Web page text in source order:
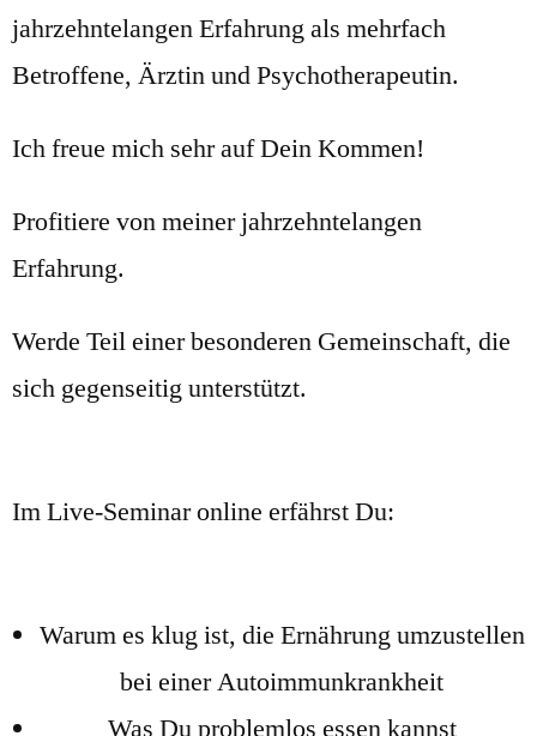
jahrzehntelangen Erfahrung als mehrfach
Betroffene, Ärztin und Psychotherapeutin.
Ich freue mich sehr auf Dein Kommen!
Profitiere von meiner jahrzehntelangen
Erfahrung.
Werde Teil einer besonderen Gemeinschaft, die
sich gegenseitig unterstützt.
Im Live-Seminar online erfährst Du:
Warum es klug ist, die Ernährung umzustellen
bei einer Autoimmunkrankheit
Was Du problemlos essen kannst